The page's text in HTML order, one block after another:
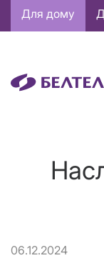
Основная
Для дому
06.12.2024